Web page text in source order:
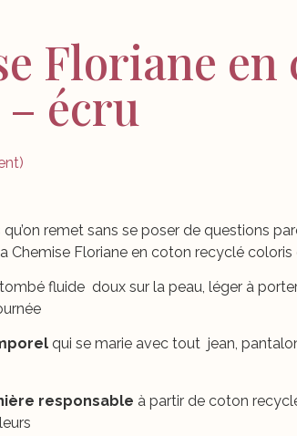
Floriane en
écru
remet sans se poser de questions
Chemise Floriane en coton recyclé coloris
fluide doux sur la peau, léger à
qui se marie avec tout jean,
responsable à partir de coton